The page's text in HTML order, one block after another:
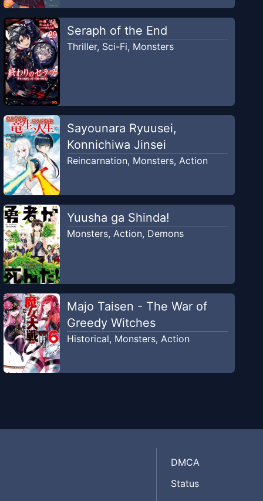
Seraph of the End
Thriller, Sci-Fi, Monsters
Sayounara Ryuusei,
Konnichiwa Jinsei
Reincarnation, Monsters, Action
Yuusha ga Shinda!
Monsters, Action, Demons
Majo Taisen - The War of
Greedy Witches
Historical, Monsters, Action
DMCA
Status